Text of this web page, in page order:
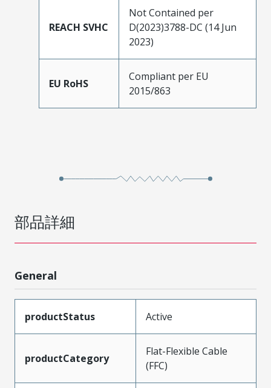
REACH SVHC
Not Contained per
D(2023)3788-DC (14 Jun
2023)
EU RoHS
Compliant per EU
2015/863
部品詳細
General
productStatus Active
productCategory
Flat-Flexible Cable
(FFC)